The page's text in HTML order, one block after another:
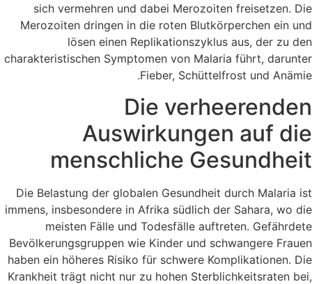
sich vermehren und dabei Merozoiten freisetzen. Die
Merozoiten dringen in die roten Blutkörperchen ein und
lösen einen Replikationszyklus aus, der zu den
charakteristischen Symptomen von Malaria führt, darunter
Fieber, Schüttelfrost und Anämie.
Die verheerenden
Auswirkungen auf die
menschliche Gesundheit
Die Belastung der globalen Gesundheit durch Malaria ist
immens, insbesondere in Afrika südlich der Sahara, wo die
meisten Fälle und Todesfälle auftreten. Gefährdete
Bevölkerungsgruppen wie Kinder und schwangere Frauen
haben ein höheres Risiko für schwere Komplikationen. Die
Krankheit trägt nicht nur zu hohen Sterblichkeitsraten bei,